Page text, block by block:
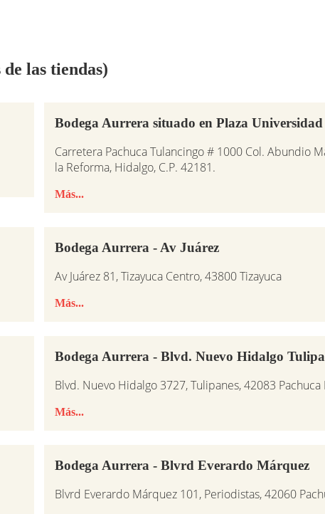
las tiendas)
Bodega Aurrera situado en Plaza Universidad
Carretera Pachuca Tulancingo # 1000 Col. Abundio
la Reforma, Hidalgo, C.P. 42181.
Más...
Bodega Aurrera - Av Juárez
Av Juárez 81, Tizayuca Centro, 43800 Tizayuca
Más...
Bodega Aurrera - Blvd. Nuevo Hidalgo
Blvd. Nuevo Hidalgo 3727, Tulipanes, 42083 Pachuca
Más...
Bodega Aurrera - Blvrd Everardo Márquez
Blvrd Everardo Márquez 101, Periodistas, 42060